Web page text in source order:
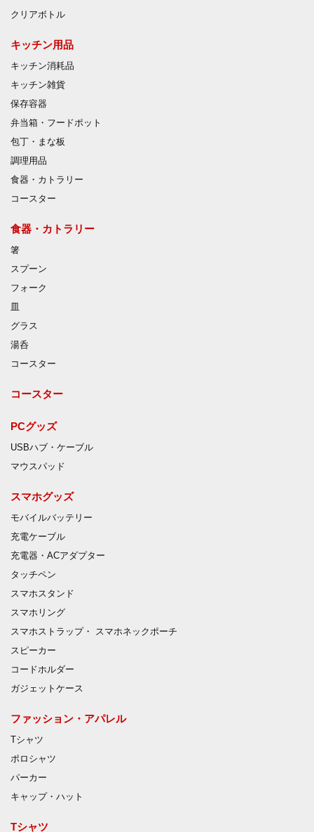
クリアボトル
キッチン用品
キッチン消耗品
キッチン雑貨
保存容器
弁当箱・フードポット
包丁・まな板
調理用品
食器・カトラリー
コースター
食器・カトラリー
箸
スプーン
フォーク
皿
グラス
湯呑
コースター
コースター
PCグッズ
USBハブ・ケーブル
マウスパッド
スマホグッズ
モバイルバッテリー
充電ケーブル
充電器・ACアダプター
タッチペン
スマホスタンド
スマホリング
スマホストラップ・ スマホネックポーチ
スピーカー
コードホルダー
ガジェットケース
ファッション・アパレル
Tシャツ
ポロシャツ
パーカー
キャップ・ハット
Tシャツ